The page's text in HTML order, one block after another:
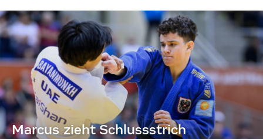
Marcus zieht Schlussstrich